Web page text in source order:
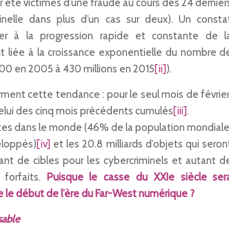
victimes d’une fraude au cours des 24
dans plus d’un cas sur deux). Un
à la progression rapide et constante de
liée à la croissance exponentielle du nombre
en 2005 à 430 millions en 2015[ii]).
cette tendance : pour le seul mois de
des cinq mois précédents cumulés[iii].
dans le monde (46% de la population
[iv] et les 20.8 milliards d’objets qui
de cibles pour les cybercriminels et autant
forfaits. Puisque le casse du XXIe siècle
début de l’ère du Far-West numérique ?